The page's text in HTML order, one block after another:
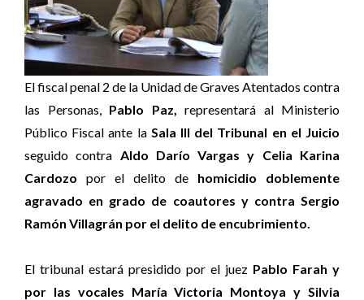
El fiscal penal 2 de la Unidad de Graves Atentados contra
las Personas, Pablo Paz, representará al Ministerio
Público Fiscal ante la Sala III del Tribunal en el Juicio
seguido contra Aldo Darío Vargas y Celia Karina
Cardozo por el delito de homicidio doblemente
agravado en grado de coautores y contra Sergio
Ramón Villagrán por el delito de encubrimiento.
El tribunal estará presidido por el juez Pablo Farah y
por las vocales María Victoria Montoya y Silvia